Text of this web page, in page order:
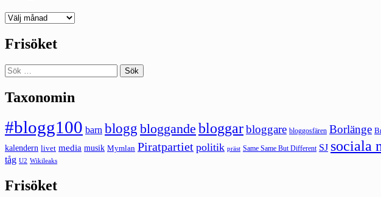
Deepedition
Frisöket
Sök
efter:
Taxonomin
#blogg100 barn blogg bloggande bloggarbloggare bloggosfären Borlänge
kalendern livet media musik Mymlan Piratpartiet politik präst Same Same But Different SJ sociala
tåg U2 Wikileaks
Frisöket